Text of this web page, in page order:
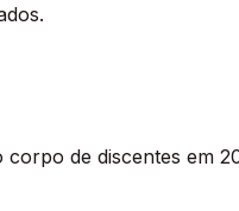
de discentes em